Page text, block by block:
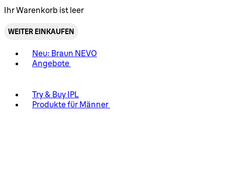
Ihr Warenkorb ist leer
WEITER EINKAUFEN
Neu: Braun NEVO
Angebote
Try & Buy IPL
Produkte für Männer